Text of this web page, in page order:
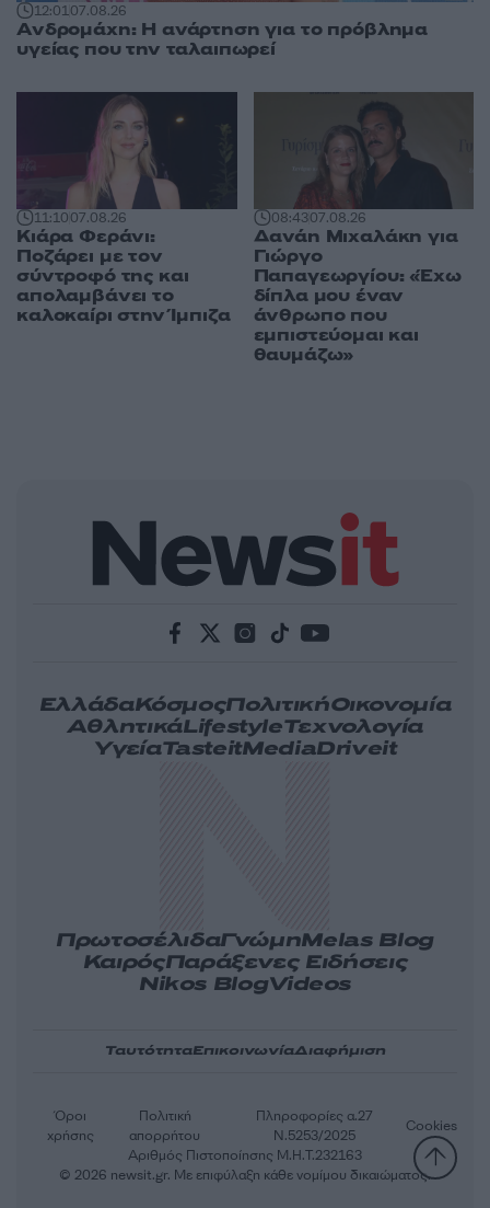
12:0107.08.26
Ανδρομάχη: Η ανάρτηση για το πρόβλημα
υγείας που την ταλαιπωρεί
11:1007.08.26
Κιάρα Φεράνι:
Ποζάρει με τον
σύντροφό της και
απολαμβάνει το
καλοκαίρι στην Ίμπιζα
08:4307.08.26
Δανάη Μιχαλάκη για
Γιώργο
Παπαγεωργίου: «Έχω
δίπλα μου έναν
άνθρωπο που
εμπιστεύομαι και
θαυμάζω»
ΕλλάδαΚόσμοςΠολιτικήΟικονομία
ΑθλητικάLifestyleΤεχνολογία
ΥγείαTasteitMediaDriveit
ΠρωτοσέλιδαΓνώμηMelas Blog
ΚαιρόςΠαράξενες Ειδήσεις
Nikos BlogVideos
ΤαυτότηταΕπικοινωνίαΔιαφήμιση
Αριθμός Πιστοποίησης Μ.Η.Τ.232163
Όροι
χρήσης
Πολιτική
απορρήτου
Πληροφορίες α.27
Ν.5253/2025
Cookies
© 2026 newsit.gr. Με επιφύλαξη κάθε νομίμου δικαιώματος.